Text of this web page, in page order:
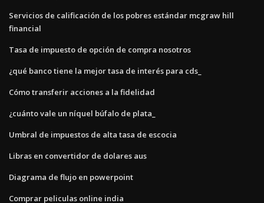
Servicios de calificación de los pobres estándar mcgraw hill
financial
Tasa de impuesto de opción de compra nosotros
¿qué banco tiene la mejor tasa de interés para cds_
Cómo transferir acciones a la fidelidad
¿cuánto vale un níquel búfalo de plata_
Umbral de impuestos de alta tasa de escocia
Libras en convertidor de dolares aus
Diagrama de flujo en powerpoint
Comprar peliculas online india